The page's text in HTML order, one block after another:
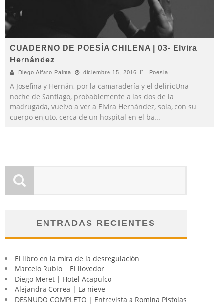
CUADERNO DE POESÍA CHILENA | 03- Elvira
Hernández
Diego Alfaro Palma diciembre 15, 2016 Poesia
A Josefina y Hernán, por la camaradería y el delirioUna
noche de Santiago, probablemente a las dos de la
madrugada, vuelvo a ver a Elvira Hernández, sola, con su
cuerpo enjuto, cerca de un hospital en el ba...
ENTRADAS RECIENTES
El libro en la mira de la desregulación
Marcelo Rubio | El llovedor
Diego Meret | Hotel Acapulco
Alejandra Correa | La nieve
DESNUDO COMPLETO | Entrevista a Romina Pistolas